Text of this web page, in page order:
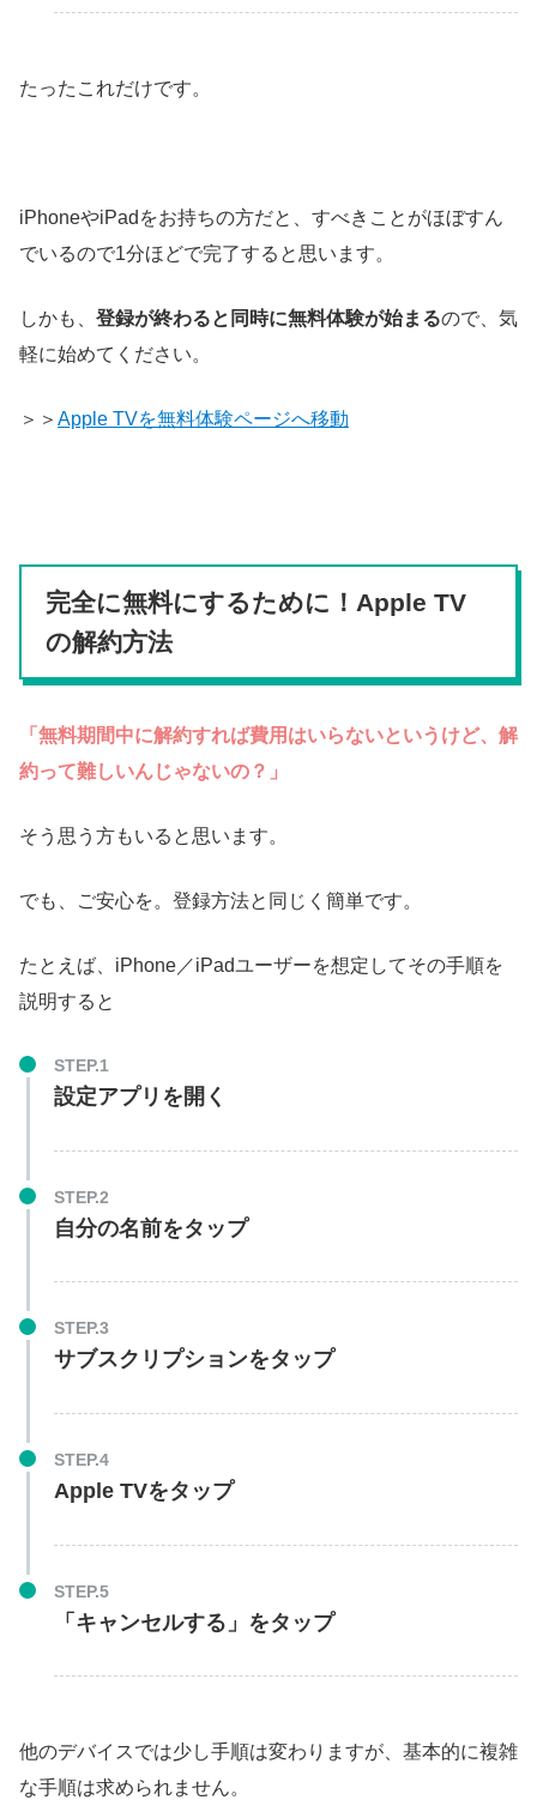
たったこれだけです。
iPhoneやiPadをお持ちの方だと、すべきことがほぼすん
でいるので1分ほどで完了すると思います。
しかも、 登録が終わると同時に無料体験が始まるので、気
軽に始めてください。
＞＞ Apple TVを無料体験ページへ移動
完全に無料にするために！Apple TV
の解約方法
「無料期間中に解約すれば費用はいらないというけど、解
約って難しいんじゃないの？」
そう思う方もいると思います。
でも、ご安心を。登録方法と同じく簡単です。
たとえば、iPhone／iPadユーザーを想定してその手順を
説明すると
STEP.1
設定アプリを開く
STEP.2
自分の名前をタップ
STEP.3
サブスクリプションをタップ
STEP.4
Apple TVをタップ
STEP.5
「キャンセルする」をタップ
他のデバイスでは少し手順は変わりますが、基本的に複雑
な手順は求められません。